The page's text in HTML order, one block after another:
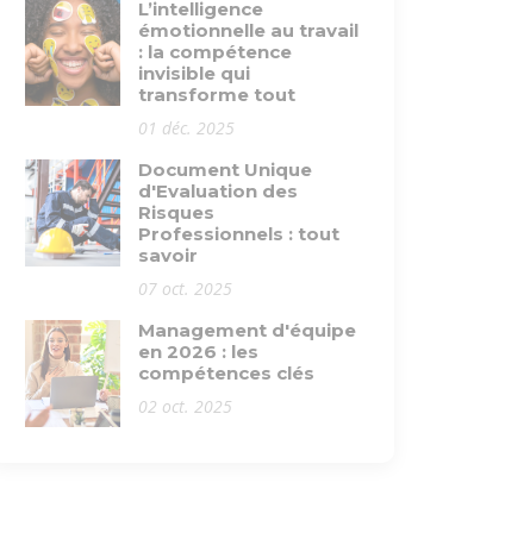
L’intelligence
émotionnelle au travail
: la compétence
invisible qui
transforme tout
01 déc. 2025
Document Unique
d'Evaluation des
Risques
Professionnels : tout
savoir
07 oct. 2025
Management d'équipe
en 2026 : les
compétences clés
02 oct. 2025